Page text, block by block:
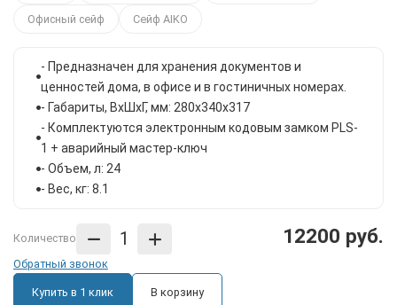
Офисный сейф Сейф AIKO
- Предназначен для хранения документов и
ценностей дома, в офисе и в гостиничных номерах.
- Габариты, ВxШxГ, мм: 280x340x317
- Комплектуются электронным кодовым замком PLS-
1 + аварийный мастер-ключ
- Объем, л: 24
- Вес, кг: 8.1
Количество 12200 руб.
Обратный звонок
Купить в 1 клик В корзину